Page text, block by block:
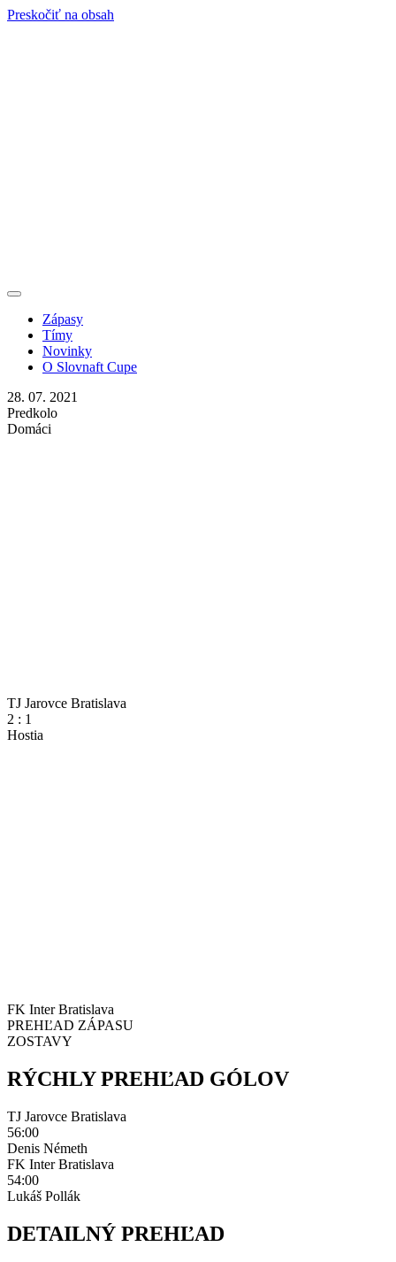
Preskočiť na obsah
Zápasy
Tímy
Novinky
O Slovnaft Cupe
28. 07. 2021
Predkolo
Domáci
TJ Jarovce Bratislava
2 : 1
Hostia
FK Inter Bratislava
PREHĽAD ZÁPASU
ZOSTAVY
RÝCHLY PREHĽAD GÓLOV
TJ Jarovce Bratislava
56:00
Denis Németh
FK Inter Bratislava
54:00
Lukáš Pollák
DETAILNÝ PREHĽAD